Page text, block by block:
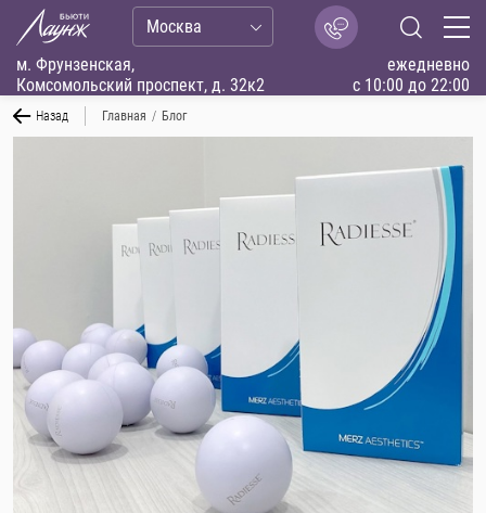
м. Фрунзенская,
Комсомольский проспект, д. 32к2
ежедневно
с 10:00 до 22:00
Москва
Назад Главная / Блог